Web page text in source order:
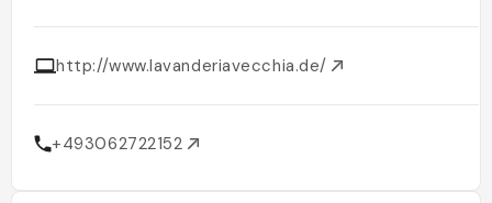
http://www.lavanderiavecchia.de/
+493062722152